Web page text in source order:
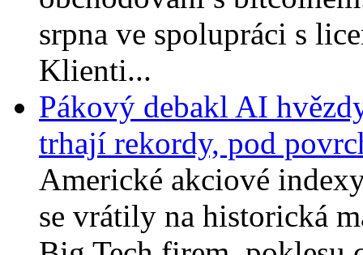
srpna ve spolupráci s
Klienti...
Pákový debakl AI
trhají rekordy, pod
Americké akciové
se vrátily na historická